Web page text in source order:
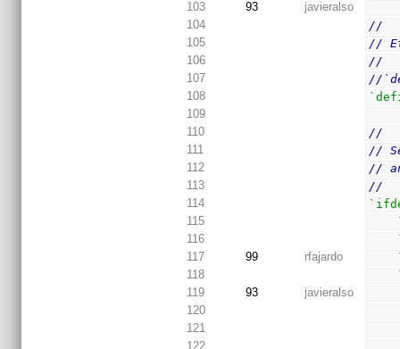
103 93
javieralso
104
//
105
//
106
//
107
//
108
109
110
//
111
//
112
//
113
//
114
115
116
117
99 rfajardo
118
119
93
javieralso
120
121
122